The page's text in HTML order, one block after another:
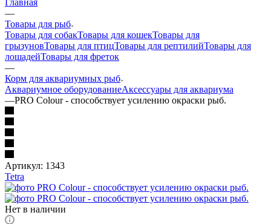
—
Товары для рыб
Товары для собакТовары для кошекТовары для
грызуновТовары для птицТовары для рептилийТовары для
лошадейТовары для фреток
—
Корм для аквариумных рыб
Аквариумное оборудованиеАксессуары для аквариума
—PRO Colour - способствует усилению окраски рыб.
Артикул: 1343
Tetra
Нет в наличии